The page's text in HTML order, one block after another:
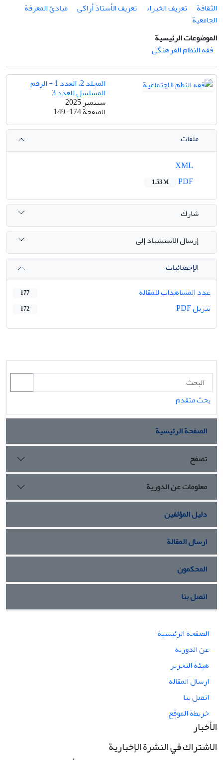
الثقافة
تعریف الخبراء تعریف الأستاذ أراکی
مبادئ المعرفة
الجامعیة
الموضوعات الرئيسية
فقه النظام الفرهنگی
المجلد 2، العدد 1 - الرقم
المسلسل للعدد 3
سبتمبر 2025
الصفحة149-174
ملفات
1.53 M
شارك
إرسال الاستشهاد إلى
الإحصائيات
عدد المشاهدات للمقالة
177
تنزیل PDF 172
بحث متقدم
الصفحة الرئيسية
تصفح
معلومات عن الدورية
دليل المؤلفين
ارسال المقالة
المحكمون
اتصل بنا
الصفحة الرئيسية
عن الدورية
هيئة التحرير
ارسال المقالة
اتصل بنا
خريطة الموقع
الأخبار
الاشتراك في النشرة الإخبارية